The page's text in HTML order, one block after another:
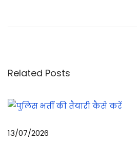
को
ह
Related Posts
13/07/2026